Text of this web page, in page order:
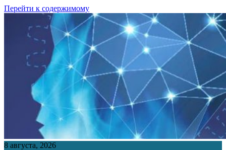
Перейти к содержимому
8 августа, 2026